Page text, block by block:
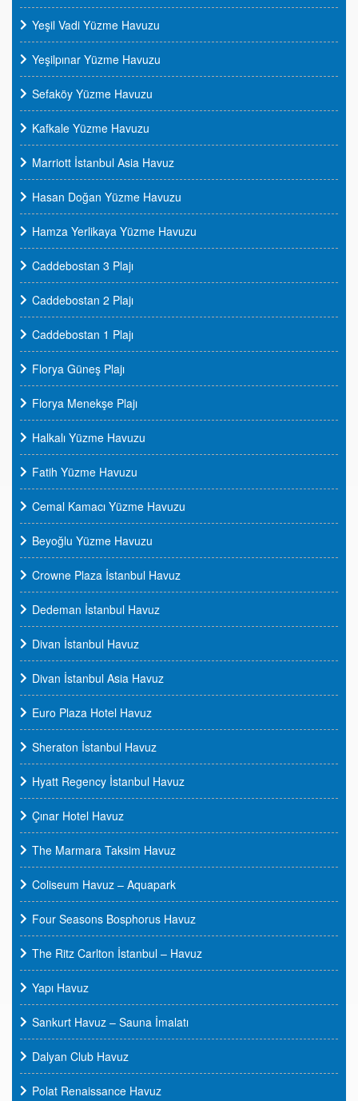
Yeşil Vadi Yüzme Havuzu
Yeşilpınar Yüzme Havuzu
Sefaköy Yüzme Havuzu
Kafkale Yüzme Havuzu
Marriott İstanbul Asia Havuz
Hasan Doğan Yüzme Havuzu
Hamza Yerlikaya Yüzme Havuzu
Caddebostan 3 Plajı
Caddebostan 2 Plajı
Caddebostan 1 Plajı
Florya Güneş Plajı
Florya Menekşe Plajı
Halkalı Yüzme Havuzu
Fatih Yüzme Havuzu
Cemal Kamacı Yüzme Havuzu
Beyoğlu Yüzme Havuzu
Crowne Plaza İstanbul Havuz
Dedeman İstanbul Havuz
Divan İstanbul Havuz
Divan İstanbul Asia Havuz
Euro Plaza Hotel Havuz
Sheraton İstanbul Havuz
Hyatt Regency İstanbul Havuz
Çınar Hotel Havuz
The Marmara Taksim Havuz
Coliseum Havuz – Aquapark
Four Seasons Bosphorus Havuz
The Ritz Carlton İstanbul – Havuz
Yapı Havuz
Sankurt Havuz – Sauna İmalatı
Dalyan Club Havuz
Polat Renaissance Havuz